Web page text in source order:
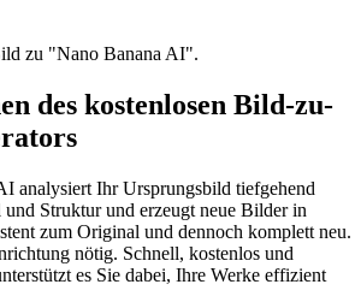
zu "Nano Banana AI".
des kostenlosen Bild-zu-
analysiert Ihr Ursprungsbild tiefgehend
Struktur und erzeugt neue Bilder in
zum Original und dennoch komplett neu.
nötig. Schnell, kostenlos und
es Sie dabei, Ihre Werke effizient